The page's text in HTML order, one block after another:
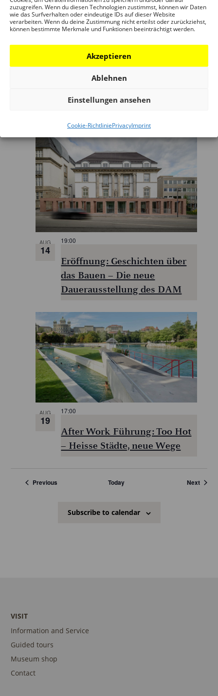
zuzugreifen. Wenn du diesen Technologien zustimmst, können wir Daten
wie das Surfverhalten oder eindeutige IDs auf dieser Website
verarbeiten. Wenn du deine Zustimmung nicht erteilst oder zurückziehst,
können bestimmte Merkmale und Funktionen beeinträchtigt werden.
Akzeptieren
Ablehnen
Einstellungen ansehen
Cookie-RichtliniePrivacyImprint
AUG
SUBURBIA
17:00
AUG
14
Eröffnung: Geschichten über
das Bauen – Die neue
Dauerausstellung des DAM
19:00
AUG
19
After Work Führung: Too Hot
– Heisse Städte, neue Wege
17:00
Previous Today Next
Subscribe to calendar
VISIT
Information and Service
Guided tours
Museum shop
Contact